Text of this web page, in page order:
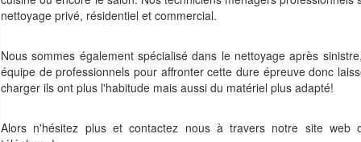
nettoyage privé, résidentiel et commercial.
Nous sommes également spécialisé dans le nettoyage après
équipe de professionnels pour affronter cette dure épreuve donc
charger ils ont plus l'habitude mais aussi du matériel plus adapté!
Alors n'hésitez plus et contactez nous à travers notre site web